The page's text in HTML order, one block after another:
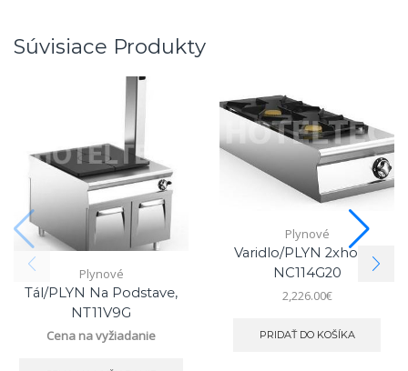
Súvisiace Produkty
Plynové
Tál/PLYN Na Podstave,
NT11V9G
Cena na vyžiadanie
Plynové
Varidlo/PLYN 2xhorák,
NC114G20
2,226.00€
PRIDAŤ DO KOŠÍKA